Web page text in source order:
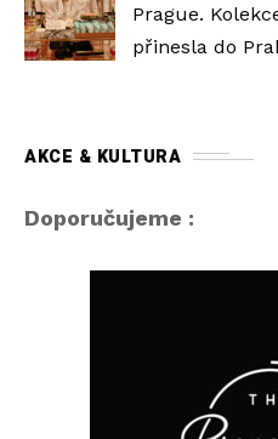
Prague.
přinesla do
AKCE & KULTURA
Doporučujeme :